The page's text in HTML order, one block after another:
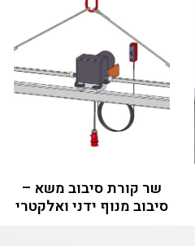
שר קורת סיבוב משא –
סיבוב מנוף ידני ואלקטרי